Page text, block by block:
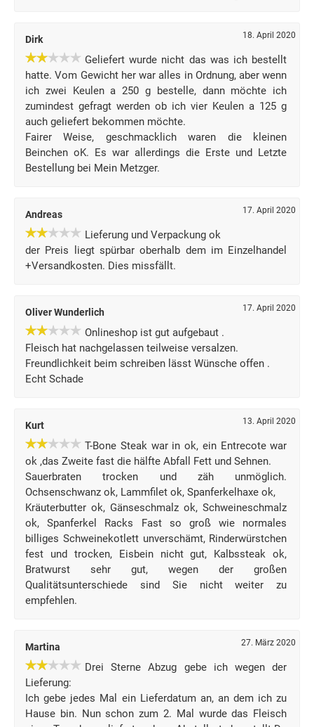
Dirk 18. April 2020
Geliefert wurde nicht das was ich bestellt
hatte. Vom Gewicht her war alles in Ordnung, aber wenn
ich zwei Keulen a 250 g bestelle, dann möchte ich
zumindest gefragt werden ob ich vier Keulen a 125 g
auch geliefert bekommen möchte.
Fairer Weise, geschmacklich waren die kleinen
Beinchen oK. Es war allerdings die Erste und Letzte
Bestellung bei Mein Metzger.
Andreas 17. April 2020
Lieferung und Verpackung ok
der Preis liegt spürbar oberhalb dem im Einzelhandel
+Versandkosten. Dies missfällt.
Oliver Wunderlich 17. April 2020
Onlineshop ist gut aufgebaut .
Fleisch hat nachgelassen teilweise versalzen.
Freundlichkeit beim schreiben lässt Wünsche offen .
Echt Schade
Kurt 13. April 2020
T-Bone Steak war in ok, ein Entrecote war
ok ,das Zweite fast die hälfte Abfall Fett und Sehnen.
Sauerbraten trocken und zäh unmöglich.
Ochsenschwanz ok, Lammfilet ok, Spanferkelhaxe ok,
Kräuterbutter ok, Gänseschmalz ok, Schweineschmalz
ok, Spanferkel Racks Fast so groß wie normales
billiges Schweinekotlett unverschämt, Rinderwürstchen
fest und trocken, Eisbein nicht gut, Kalbssteak ok,
Bratwurst sehr gut, wegen der großen
Qualitätsunterschiede sind Sie nicht weiter zu
empfehlen.
Martina 27. März 2020
Drei Sterne Abzug gebe ich wegen der
Lieferung:
Ich gebe jedes Mal ein Lieferdatum an, an dem ich zu
Hause bin. Nun schon zum 2. Mal wurde das Fleisch